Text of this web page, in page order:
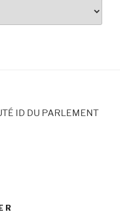
ID DU PARLEMENT